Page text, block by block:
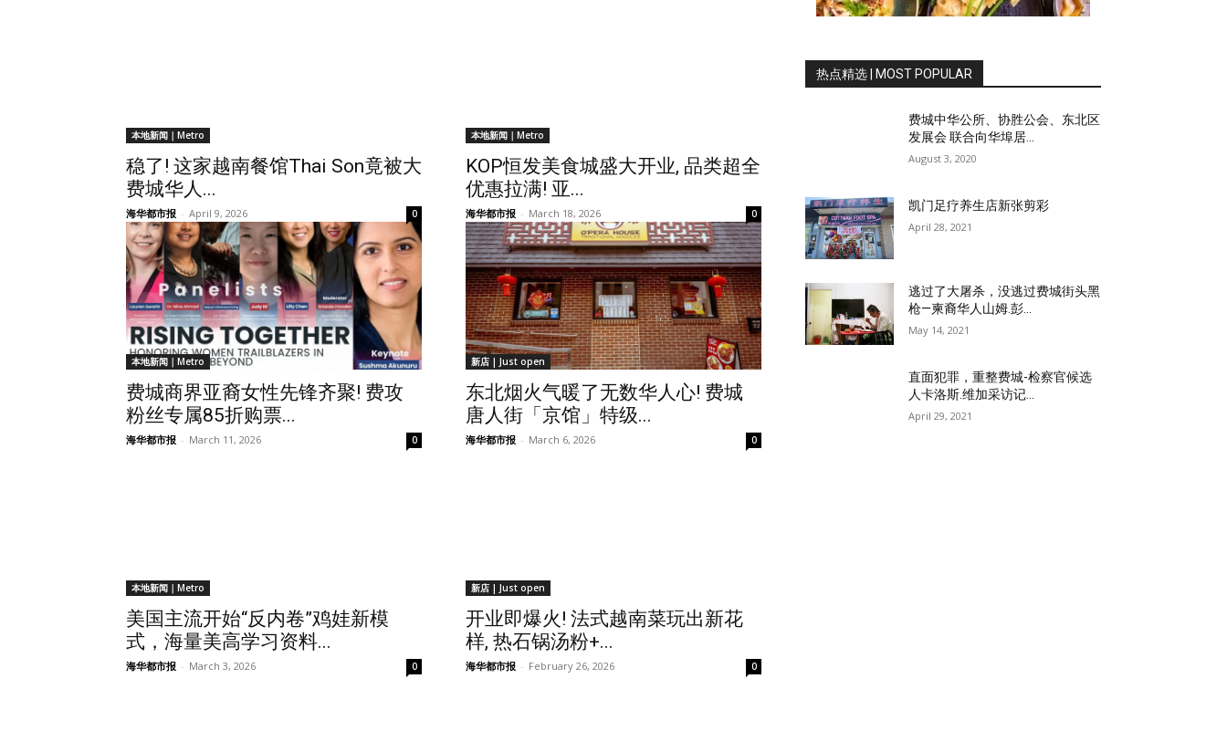
本地新闻｜Metro
稳了! 这家越南餐馆Thai Son竟被大
费城华人...
海华都市报 - April 9, 2026 0
本地新闻｜Metro
KOP恒发美食城盛大开业, 品类超全
优惠拉满! 亚...
海华都市报 - March 18, 2026 0
本地新闻｜Metro
费城商界亚裔女性先锋齐聚! 费攻
粉丝专属85折购票...
海华都市报 - March 11, 2026 0
新店 | Just open
东北烟火气暖了无数华人心! 费城
唐人街「京馆」特级...
海华都市报 - March 6, 2026 0
本地新闻｜Metro
美国主流开始“反内卷”鸡娃新模
式，海量美高学习资料...
海华都市报 - March 3, 2026 0
新店 | Just open
开业即爆火! 法式越南菜玩出新花
样, 热石锅汤粉+...
海华都市报 - February 26, 2026 0
热点精选 | MOST POPULAR
费城中华公所、协胜公会、东北区
发展会 联合向华埠居...
August 3, 2020
凯门足疗养生店新张剪彩
April 28, 2021
逃过了大屠杀，没逃过费城街头黑
枪—柬裔华人山姆.彭...
May 14, 2021
直面犯罪，重整费城-检察官候选
人卡洛斯.维加采访记...
April 29, 2021